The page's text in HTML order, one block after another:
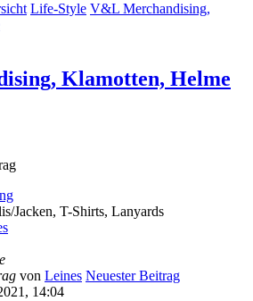
Life-Style V&L Merchandising,
Klamotten, Helme
Jacken, T-Shirts, Lanyards
von Leines Neuester Beitrag
14:04